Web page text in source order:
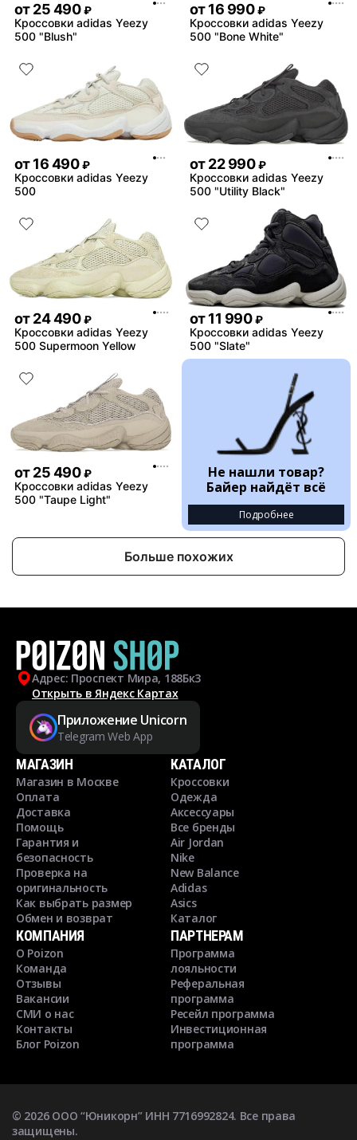
от25 490 ₽
Кроссовки adidas Yeezy
500 "Blush"
от16 990 ₽
Кроссовки adidas Yeezy
500 "Bone White"
от16 490 ₽
Кроссовки adidas Yeezy
500
от22 990 ₽
Кроссовки adidas Yeezy
500 "Utility Black"
от24 490 ₽
Кроссовки adidas Yeezy
500 Supermoon Yellow
от11 990 ₽
Кроссовки adidas Yeezy
500 "Slate"
от25 490 ₽
Кроссовки adidas Yeezy
500 "Taupe Light"
Не нашли товар?
Байер найдёт всё
Подробнее
Больше похожих
Адрес: Проспект Мира, 188Бк3
Открыть в Яндекс Картах
Приложение Unicorn
Telegram Web App
МАГАЗИН
Магазин в Москве
Оплата
Доставка
Помощь
Гарантия и
безопасность
Проверка на
оригинальность
Как выбрать размер
Обмен и возврат
КАТАЛОГ
Кроссовки
Одежда
Аксессуары
Все бренды
Air Jordan
Nike
New Balance
Adidas
Asics
Каталог
КОМПАНИЯ
О Poizon
Команда
Отзывы
Вакансии
СМИ о нас
Контакты
Блог Poizon
ПАРТНЕРАМ
Программа
лояльности
Реферальная
программа
Ресейл программа
Инвестиционная
программа
© 2026ООО “Юникорн” ИНН 7716992824. Все права
защищены.